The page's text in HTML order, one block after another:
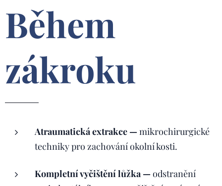
Během
zákroku
Atraumatická extrakce —mikrochirurgické
techniky pro zachování okolní kosti.
Kompletní vyčištění lůžka —odstranění